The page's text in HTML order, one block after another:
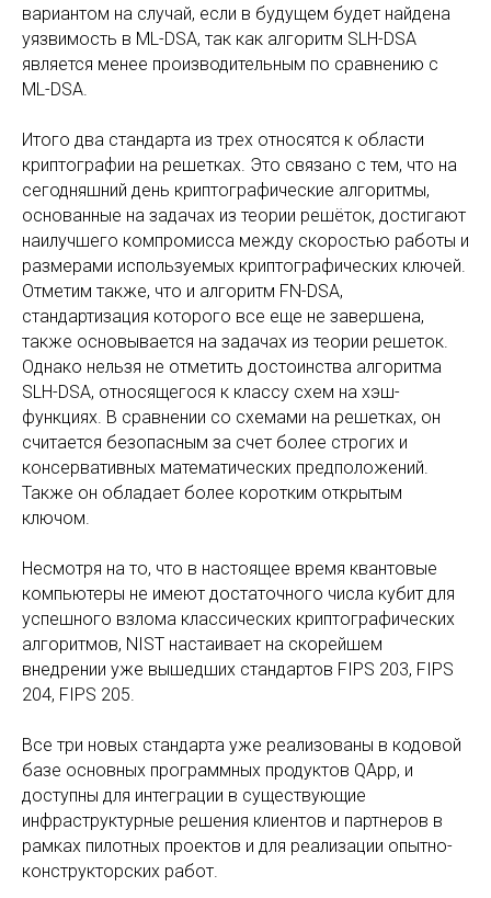
вариантом на случай, если в будущем будет найдена
уязвимость в ML-DSA, так как алгоритм SLH-DSA
является менее производительным по сравнению с
ML-DSA.
Итого два стандарта из трех относятся к области
криптографии на решетках. Это связано с тем, что на
сегодняшний день криптографические алгоритмы,
основанные на задачах из теории решёток, достигают
наилучшего компромисса между скоростью работы и
размерами используемых криптографических ключей.
Отметим также, что и алгоритм FN-DSA,
стандартизация которого все еще не завершена,
также основывается на задачах из теории решеток.
Однако нельзя не отметить достоинства алгоритма
SLH-DSA, относящегося к классу схем на хэш-
функциях. В сравнении со схемами на решетках, он
считается безопасным за счет более строгих и
консервативных математических предположений.
Также он обладает более коротким открытым
ключом.
Несмотря на то, что в настоящее время квантовые
компьютеры не имеют достаточного числа кубит для
успешного взлома классических криптографических
алгоритмов, NIST настаивает на скорейшем
внедрении уже вышедших стандартов FIPS 203, FIPS
204, FIPS 205.
Все три новых стандарта уже реализованы в кодовой
базе основных программных продуктов QApp, и
доступны для интеграции в существующие
инфраструктурные решения клиентов и партнеров в
рамках пилотных проектов и для реализации опытно-
конструкторских работ.